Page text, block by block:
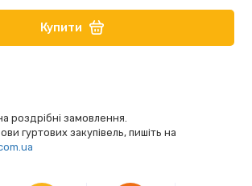
Купити
роздрібні замовлення.
гуртових закупівель, пишіть на